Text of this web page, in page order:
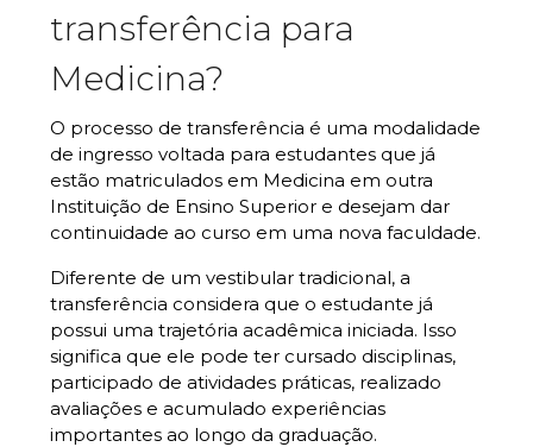
transferência para
Medicina?
O processo de transferência é uma modalidade
de ingresso voltada para estudantes que já
estão matriculados em Medicina em outra
Instituição de Ensino Superior e desejam dar
continuidade ao curso em uma nova faculdade.
Diferente de um vestibular tradicional, a
transferência considera que o estudante já
possui uma trajetória acadêmica iniciada. Isso
significa que ele pode ter cursado disciplinas,
participado de atividades práticas, realizado
avaliações e acumulado experiências
importantes ao longo da graduação.